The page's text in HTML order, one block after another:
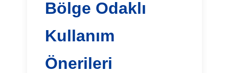
Bölge Odaklı
Kullanım
Önerileri